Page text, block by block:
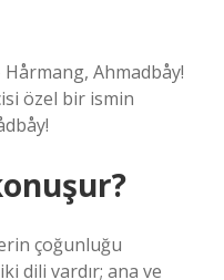
Hårmang, Ahmadbåy!
özel bir ismin
çoğunluğu
dili vardır; ana ve